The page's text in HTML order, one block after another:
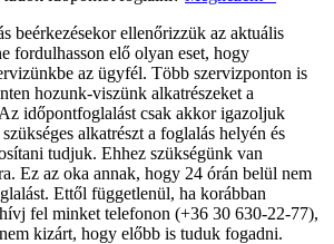
beérkezésekor ellenőrizzük az aktuális
fordulhasson elő olyan eset, hogy
az ügyfél. Több szervizponton is
hozunk-viszünk alkatrészeket a
időpontfoglalást csak akkor igazoljuk
alkatrészt a foglalás helyén és
tudjuk. Ehhez szükségünk van
Ez az oka annak, hogy 24 órán belül nem
Ettől függetlenül, ha korábban
fel minket telefonon (+36 30 630-22-77),
kizárt, hogy előbb is tuduk fogadni.